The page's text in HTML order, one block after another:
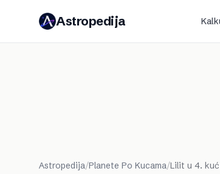
Astropedija
Astropedija/Planete Po Kucama/Lilit u 4.